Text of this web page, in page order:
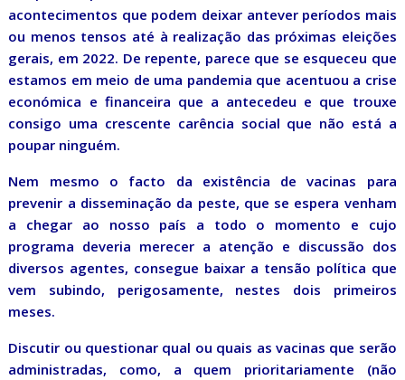
acontecimentos que podem deixar antever períodos mais
ou menos tensos até à realização das próximas eleições
gerais, em 2022. De repente, parece que se esqueceu que
estamos em meio de uma pandemia que acentuou a crise
económica e financeira que a antecedeu e que trouxe
consigo uma crescente carência social que não está a
poupar ninguém.
Nem mesmo o facto da existência de vacinas para
prevenir a disseminação da peste, que se espera venham
a chegar ao nosso país a todo o momento e cujo
programa deveria merecer a atenção e discussão dos
diversos agentes, consegue baixar a tensão política que
vem subindo, perigosamente, nestes dois primeiros
meses.
Discutir ou questionar qual ou quais as vacinas que serão
administradas, como, a quem prioritariamente (não